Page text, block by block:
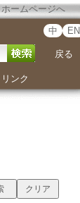
ホームページへ
中 EN
戻る
リンク